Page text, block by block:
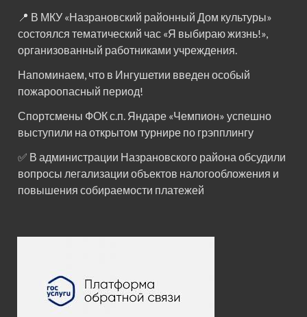
📍 В МКУ «Назрановский районный Дом культуры»
состоялся тематический час «Я выбираю жизнь!»,
организованный работниками учреждения.
Напоминаем, что в Ингушетии введен особый
пожароопасный период!⁣⁣⠀
Спортсмены ФОК с.п. Яндаре «Чемпион» успешно
выступили на открытом турнире по грэпплингу
✅ В администрации Назрановского района обсудили
вопросы легализации объектов налогообложения и
повышения собираемости платежей